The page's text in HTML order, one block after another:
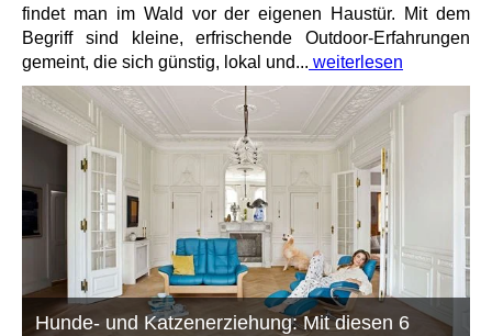
findet man im Wald vor der eigenen Haustür. Mit dem
Begriff sind kleine, erfrischende Outdoor-Erfahrungen
gemeint, die sich günstig, lokal und... weiterlesen
Hunde- und Katzenerziehung: Mit diesen 6